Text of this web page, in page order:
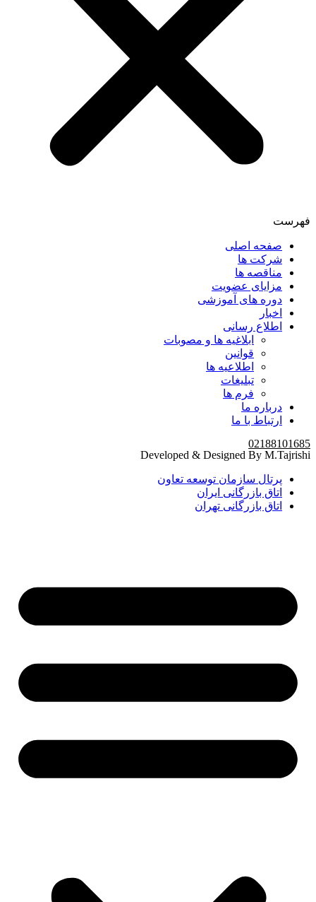
فهرست
صفحه اصلی
شرکت ها
مناقصه ها
مزایای عضویت
دوره های آموزشی
اخبار
اطلاع رسانی
ابلاغیه ها و مصوبات
قوانین
اطلاعیه ها
تبلیغات
فرم ها
درباره ما
ارتباط با ما
02188101685
Developed & Designed By M.Tajrishi
پرتال سازمان توسعه تعاون
اتاق بازرگانی ایران
اتاق بازرگانی تهران